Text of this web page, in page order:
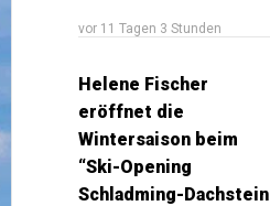
vor 11 Tagen 3 Stunden
Helene Fischer
eröffnet die
Wintersaison beim
“Ski-Opening
Schladming-Dachstein